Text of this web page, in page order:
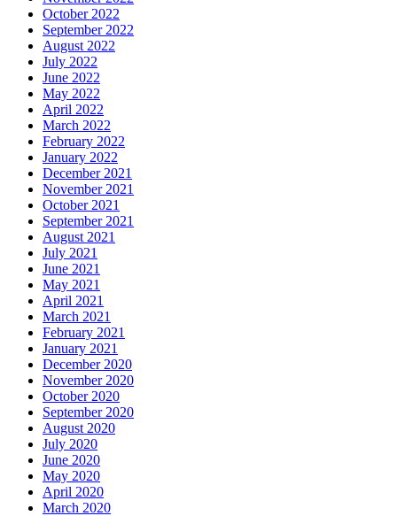
October 2022
September 2022
August 2022
July 2022
June 2022
May 2022
April 2022
March 2022
February 2022
January 2022
December 2021
November 2021
October 2021
September 2021
August 2021
July 2021
June 2021
May 2021
April 2021
March 2021
February 2021
January 2021
December 2020
November 2020
October 2020
September 2020
August 2020
July 2020
June 2020
May 2020
April 2020
March 2020